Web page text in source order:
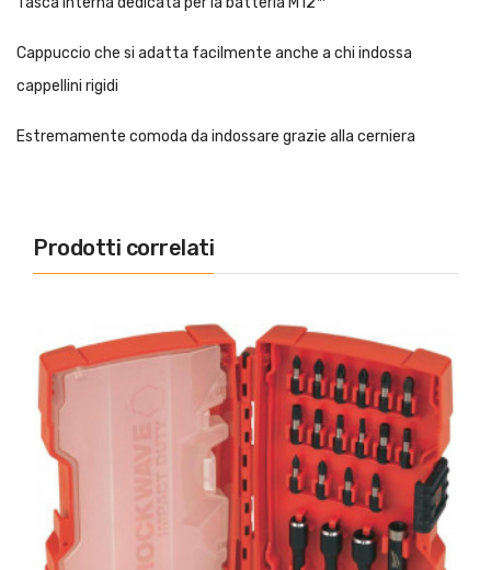
Cappuccio che si adatta facilmente anche a chi indossa
cappellini rigidi
Estremamente comoda da indossare grazie alla cerniera
Prodotti correlati